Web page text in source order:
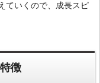
ていくので、成長スピ
徴